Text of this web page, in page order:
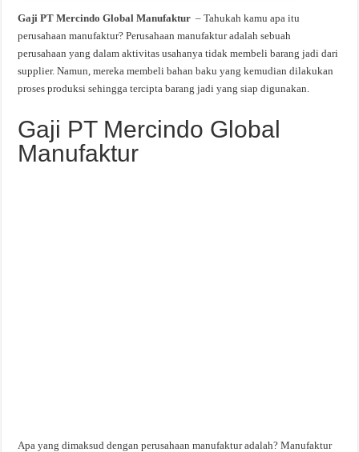
Gaji PT Mercindo Global Manufaktur – Tahukah kamu apa itu
perusahaan manufaktur? Perusahaan manufaktur adalah sebuah
perusahaan yang dalam aktivitas usahanya tidak membeli barang jadi dari
supplier. Namun, mereka membeli bahan baku yang kemudian dilakukan
proses produksi sehingga tercipta barang jadi yang siap digunakan.
Gaji PT Mercindo Global
Manufaktur
Apa yang dimaksud dengan perusahaan manufaktur adalah? Manufaktur